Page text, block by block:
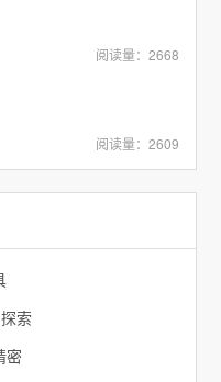
阅读量：2668
阅读量：2609
索
密